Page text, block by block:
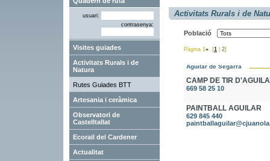
usuari:
contrasenya:
Visites guiades
Activitats Rurals i de
Natura
Rutes Guiades BTT
Artesania i ceràmica
Observatori de
Castelltallat
Ecorail del Cardener
Actualitat
Activitats Rurals i de
Població
Pàgina 1» [1 2]
Aguilar de Segarra
CAMP DE TIR
669 58 25 10
PAINTBALL AGUILAR
629 845 440